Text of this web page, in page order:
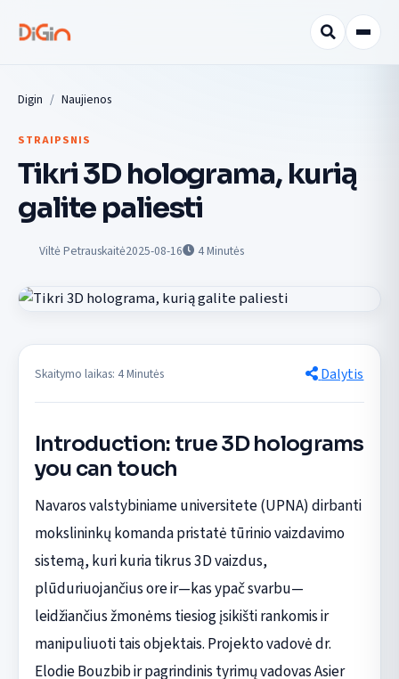
Digin Naujienos
STRAIPSNIS
Tikri 3D holograma, kurią
galite paliesti
Viltė Petrauskaitė2025-08-16 4Minutės
Skaitymo laikas: 4 Minutės Dalytis
Introduction: true 3D holograms
you can touch
Navaros valstybiniame universitete (UPNA) dirbanti
mokslininkų komanda pristatė tūrinio vaizdavimo
sistemą, kuri kuria tikrus 3D vaizdus,
plūduriuojančius ore ir—kas ypač svarbu—
leidžiančius žmonėms tiesiog įsikišti rankomis ir
manipuliuoti tais objektais. Projekto vadovė dr.
Elodie Bouzbib ir pagrindinis tyrimų vadovas Asier